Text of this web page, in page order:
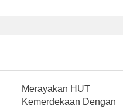
Merayakan HUT
Kemerdekaan Dengan